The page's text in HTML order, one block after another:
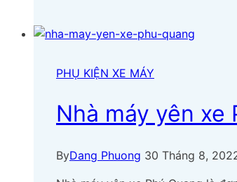
Quang
hữu
nghệ
tiên
trong
dây
PHỤ KIỆN XE MÁY
Nhà máy yên
ByDang Phuong 30 Tháng 8,